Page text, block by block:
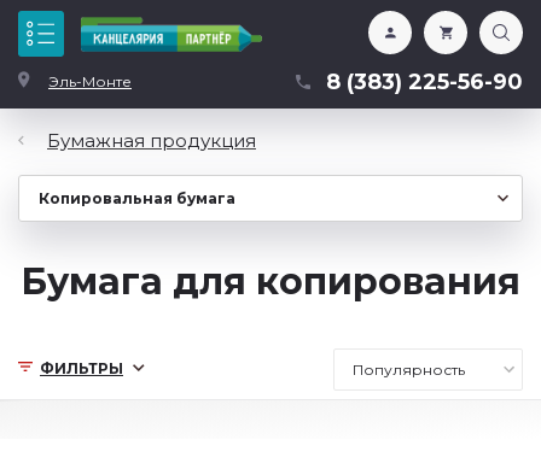
Эль-Монте 8 (383) 225-56-90
Каталог
ФИЛЬТРЫ
Бумажная продукция
Бумага для копирования